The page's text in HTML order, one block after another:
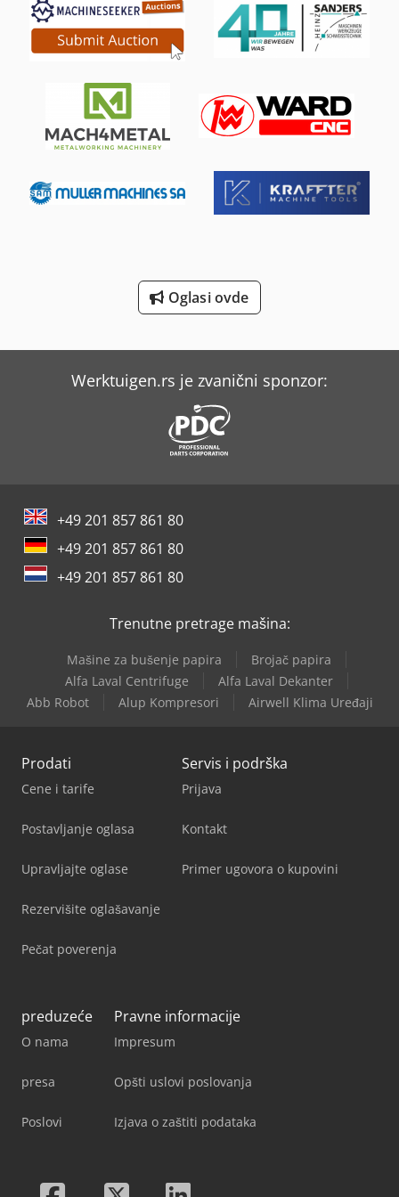
Linde Reachstacker
Makita Generator
Manitou Mla-T 516-75 H
Mercedes-Benz V
Scherer Feinbau Vdz 220 / Ds
Siegmund Stolovi Za Zavarivanje
Oglasi ovde
Werktuigen.rs je zvanični sponzor:
+49 201 857 861 80
+49 201 857 861 80
+49 201 857 861 80
Trenutne pretrage mašina:
Mašine za bušenje papira
Brojač papira
Alfa Laval Centrifuge
Alfa Laval Dekanter
Abb Robot
Alup Kompresori Airwell Klima Uređaji
Prodati
Cene i tarife
Postavljanje oglasa
Upravljajte oglase
Rezervišite oglašavanje
Pečat poverenja
Servis i podrška
Prijava
Kontakt
Primer ugovora o kupovini
preduzeće
O nama
presa
Poslovi
Pravne informacije
Impresum
Opšti uslovi poslovanja
Izjava o zaštiti podataka